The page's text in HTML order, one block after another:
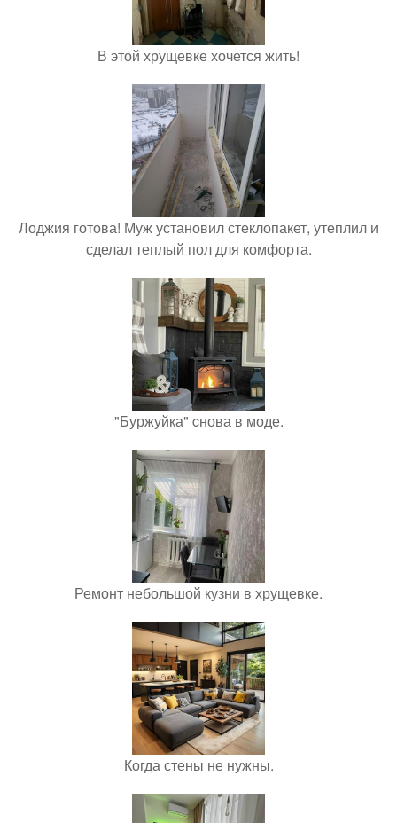
В этой хрущевке хочется жить!
Лоджия готова! Муж установил стеклопакет, утеплил и
сделал теплый пол для комфорта.
"Буржуйка" cнова в моде.
Ремонт небольшой кузни в хрущевке.
Когда стены не нужны.